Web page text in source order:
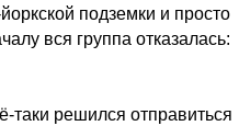
подземки и просто
вся группа отказалась:
таки решился отправиться